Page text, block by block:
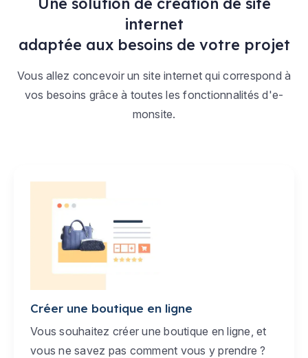
internet
adaptée aux besoins de votre projet
Vous allez concevoir un site internet qui correspond à
vos besoins grâce à toutes les fonctionnalités d'e-
monsite.
Créer une boutique en ligne
Vous souhaitez créer une boutique en ligne, et
vous ne savez pas comment vous y prendre ?